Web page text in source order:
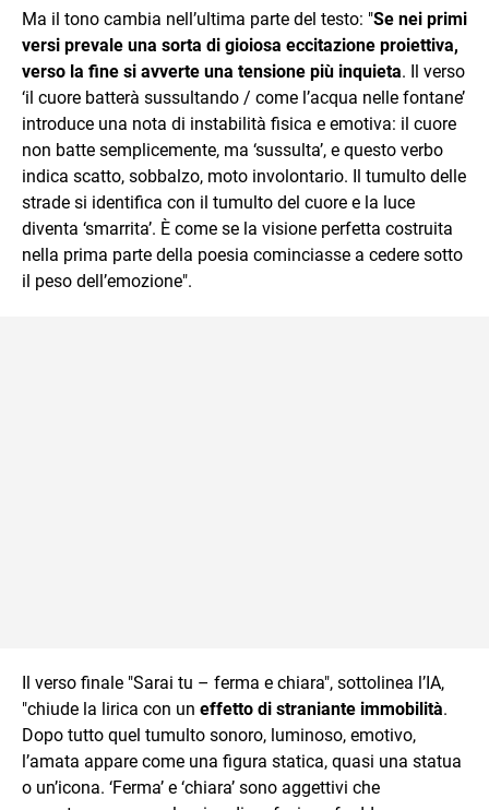
Ma il tono cambia nell’ultima parte del testo: "Se nei primi
versi prevale una sorta di gioiosa eccitazione proiettiva,
verso la fine si avverte una tensione più inquieta. Il verso
‘il cuore batterà sussultando / come l’acqua nelle fontane’
introduce una nota di instabilità fisica e emotiva: il cuore
non batte semplicemente, ma ‘sussulta’, e questo verbo
indica scatto, sobbalzo, moto involontario. Il tumulto delle
strade si identifica con il tumulto del cuore e la luce
diventa ‘smarrita’. È come se la visione perfetta costruita
nella prima parte della poesia cominciasse a cedere sotto
il peso dell’emozione".
Il verso finale "Sarai tu – ferma e chiara", sottolinea l’IA,
"chiude la lirica con un effetto di straniante immobilità.
Dopo tutto quel tumulto sonoro, luminoso, emotivo,
l’amata appare come una figura statica, quasi una statua
o un’icona. ‘Ferma’ e ‘chiara’ sono aggettivi che